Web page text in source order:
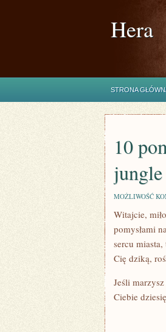
Hera
STRONA
10
jungle
MOŻLIWOŚĆ
Witajcie,
pomysłami
sercu
Cię⁣ dziką,
Jeśli⁣
Ciebie‍